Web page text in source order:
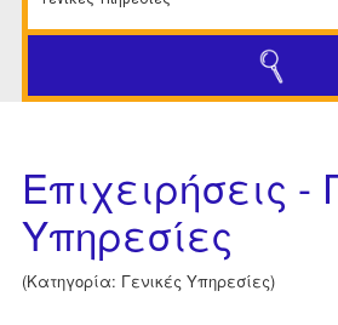
Επιχειρήσεις -
Υπηρεσίες
(Κατηγορία: Γενικές Υπηρεσίες)